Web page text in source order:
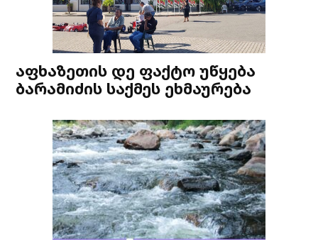
აფხაზეთის დე ფაქტო უწყება
ბარამიძის საქმეს ეხმაურება